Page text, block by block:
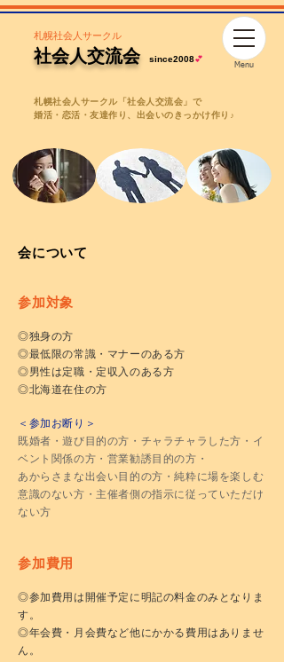
社会人交流会 since2008💕
札幌社会人サークル「社会人交流会」で
婚活・恋活・友達作り、出会いのきっかけ作り♪
札幌社会人サークル
Menu
会について
参加対象
◎独身の方
◎最低限の常識・マナーのある方
◎男性は定職・定収入のある方
◎北海道在住の方
＜参加お断り＞
既婚者・遊び目的の方・チャラチャラした方・イ
ベント関係の方・営業勧誘目的の方・
あからさまな出会い目的の方・純粋に場を楽しむ
意識のない方・主催者側の指示に従っていただけ
ない方
参加費用
◎参加費用は開催予定に明記の料金のみとなりま
す。
◎年会費・月会費など他にかかる費用はありませ
ん。